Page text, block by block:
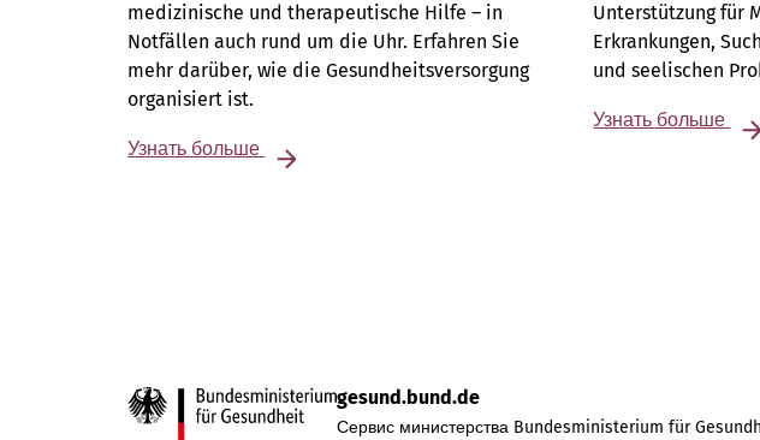
medizinische und therapeutische Hilfe – in
Notfällen auch rund um die Uhr. Erfahren Sie
mehr darüber, wie die Gesundheitsversorgung
organisiert ist.
Узнать больше
Unterstützung für
Erkrankungen,
und seelischen
Узнать больше
gesund.bund.de
Сервис министерства Bundesministerium für